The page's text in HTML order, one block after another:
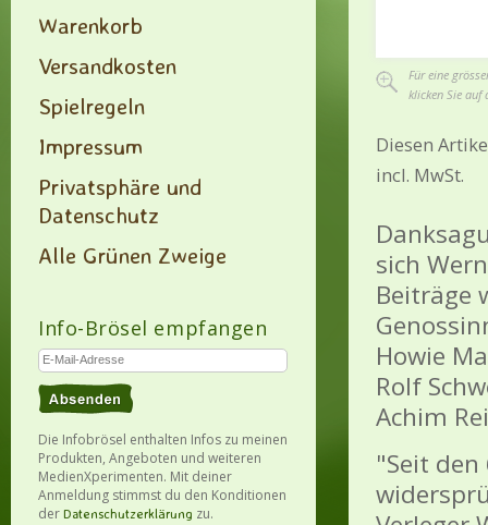
Warenkorb
Versandkosten
Spielregeln
Impressum
Privatsphäre und
Datenschutz
Alle Grünen Zweige
Info-Brösel empfangen
Die Infobrösel enthalten Infos zu meinen
Produkten, Angeboten und weiteren
MedienXperimenten. Mit deiner
Anmeldung stimmst du den Konditionen
der Datenschutzerklärung zu.
Für eine
klicken Sie auf
Diesen
incl. MwSt.
sich
Beiträge
Howie
Rolf
Achim
"Seit